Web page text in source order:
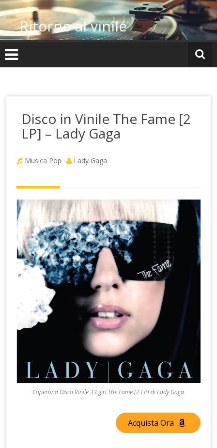
Vai
al
contenutoRitorno al vinile
Disco in Vinile The Fame [2
LP] – Lady Gaga
Musica Pop Lady Gaga
Copertina Disco Vinile 33 giri The Fame [2 LP] di Lady Gaga
Acquista Ora